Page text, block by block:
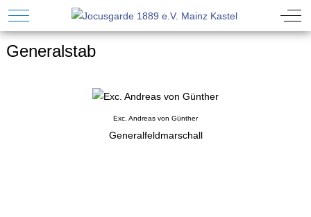
Mobile Menu Toggle Off-
Generalstab
Exc. Andreas von Günther
Generalfeldmarschall